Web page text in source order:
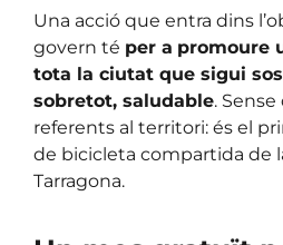
Una acció que entra dins
govern té per a promoure
tota la ciutat que sigui
sobretot, saludable.
referents al territori: és el
de bicicleta compartida de
Tarragona.